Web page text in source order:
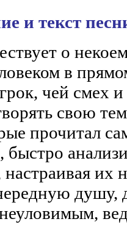
и текст
о
в
чей смех
свою
прочитал
быстро
настраивая их
душу,
неуловимым,